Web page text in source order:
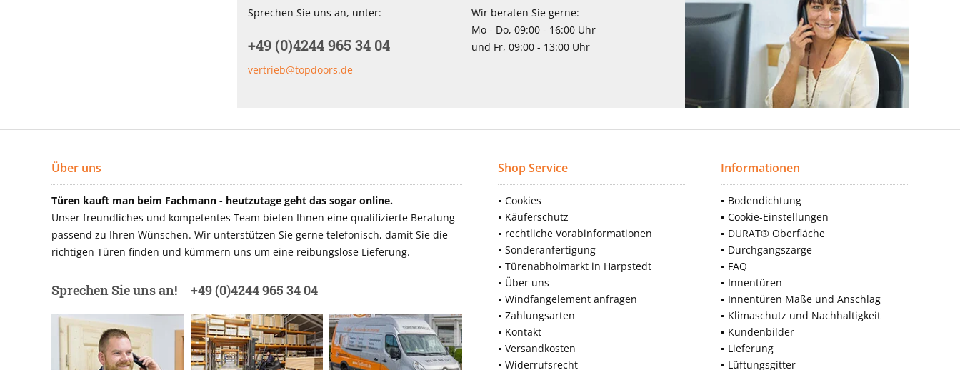
Sprechen Sie uns an, unter:
+49 (0)4244 965 34 04
vertrieb@topdoors.de
Wir beraten Sie gerne:
Mo - Do, 09:00 - 16:00 Uhr
und Fr, 09:00 - 13:00 Uhr
Über uns
Türen kauft man beim Fachmann - heutzutage geht das sogar online.
Unser freundliches und kompetentes Team bieten Ihnen eine qualifizierte Beratung
passend zu Ihren Wünschen. Wir unterstützen Sie gerne telefonisch, damit Sie die
richtigen Türen finden und kümmern uns um eine reibungslose Lieferung.
Sprechen Sie uns an! +49 (0)4244 965 34 04
Shop Service
Cookies
Käuferschutz
rechtliche Vorabinformationen
Sonderanfertigung
Türenabholmarkt in Harpstedt
Über uns
Windfangelement anfragen
Zahlungsarten
Kontakt
Versandkosten
Widerrufsrecht
Informationen
Bodendichtung
Cookie-Einstellungen
DURAT® Oberfläche
Durchgangszarge
FAQ
Innentüren
Innentüren Maße und Anschlag
Klimaschutz und Nachhaltigkeit
Kundenbilder
Lieferung
Lüftungsgitter